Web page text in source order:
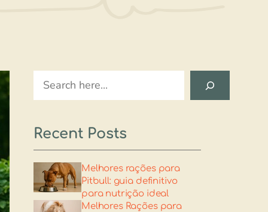
Search
Recent Posts
Melhores rações para
Pitbull: guia definitivo
para nutrição ideal
Melhores Rações para